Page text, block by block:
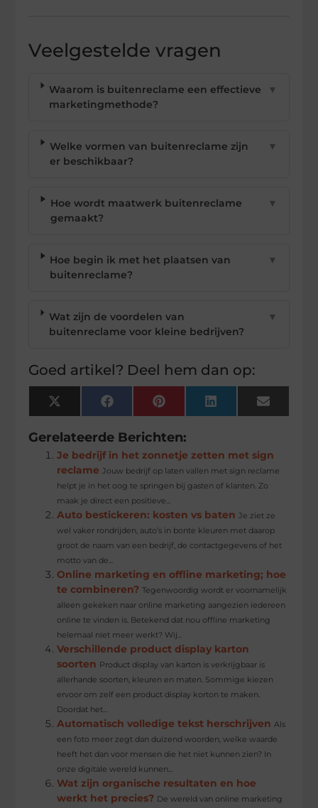
Veelgestelde vragen
Waarom is buitenreclame een effectieve
marketingmethode?
▼
Welke vormen van buitenreclame zijn
er beschikbaar?
▼
Hoe wordt maatwerk buitenreclame
gemaakt?
▼
Hoe begin ik met het plaatsen van
buitenreclame?
▼
Wat zijn de voordelen van
buitenreclame voor kleine bedrijven?
▼
Goed artikel? Deel hem dan op:
X
(Twitter)
FacebookPinterest LinkedIn Email
Gerelateerde Berichten:
Je bedrijf in het zonnetje zetten met sign
reclame Jouw bedrijf op laten vallen met sign reclame
helpt je in het oog te springen bij gasten of klanten. Zo
maak je direct een positieve...
Auto bestickeren: kosten vs baten Je ziet ze
wel vaker rondrijden, auto’s in bonte kleuren met daarop
groot de naam van een bedrijf, de contactgegevens of het
motto van de...
Online marketing en offline marketing; hoe
te combineren? Tegenwoordig wordt er voornamelijk
alleen gekeken naar online marketing aangezien iedereen
online te vinden is. Betekend dat nou offline marketing
helemaal niet meer werkt? Wij...
Verschillende product display karton
soorten Product display van karton is verkrijgbaar is
allerhande soorten, kleuren en maten. Sommige kiezen
ervoor om zelf een product display korton te maken.
Doordat het...
Automatisch volledige tekst herschrijven Als
een foto meer zegt dan duizend woorden, welke waarde
heeft het dan voor mensen die het niet kunnen zien? In
onze digitale wereld kunnen...
Wat zijn organische resultaten en hoe
werkt het precies? De wereld van online marketing